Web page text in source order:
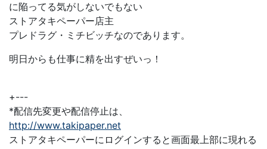
に陥ってる気がしないでもない
ストアタキペーパー店主
プレドラグ・ミチビッチなのであります。
明日からも仕事に精を出すぜいっ！
+---
*配信先変更や配信停止は、
http://www.takipaper.net
ストアタキペーパーにログインすると画面最上部に現れる